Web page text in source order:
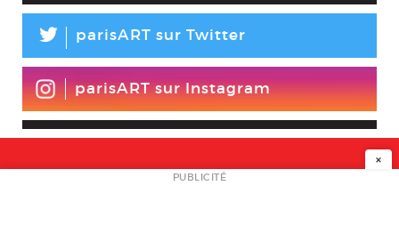
L parisART sur Twitter
parisART sur Instagram
NEWSLETTER
×
PUBLICITÉ